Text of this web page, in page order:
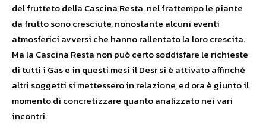
del frutteto della Cascina Resta, nel frattempo le piante
da frutto sono cresciute, nonostante alcuni eventi
atmosferici avversi che hanno rallentato la loro crescita.
Ma la Cascina Resta non può certo soddisfare le richieste
di tutti i Gas e in questi mesi il Desr si è attivato affinché
altri soggetti si mettessero in relazione, ed ora è giunto il
momento di concretizzare quanto analizzato nei vari
incontri.